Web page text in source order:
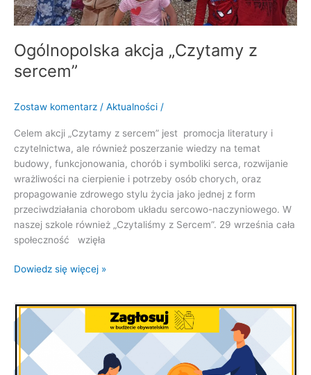
Ogólnopolska akcja „Czytamy z
sercem”
Zostaw komentarz / Aktualności /
Celem akcji „Czytamy z sercem” jest promocja literatury i
czytelnictwa, ale również poszerzanie wiedzy na temat
budowy, funkcjonowania, chorób i symboliki serca, rozwijanie
wrażliwości na cierpienie i potrzeby osób chorych, oraz
propagowanie zdrowego stylu życia jako jednej z form
przeciwdziałania chorobom układu sercowo-naczyniowego. W
naszej szkole również „Czytaliśmy z Sercem”. 29 września cała
społeczność wzięła
Dowiedz się więcej »
Zagłosuj
budżecie
obywatelskim